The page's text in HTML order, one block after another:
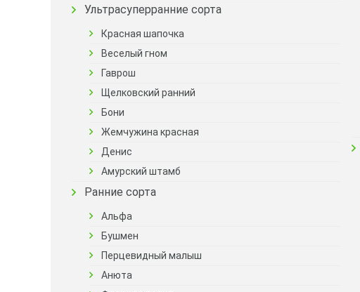
Ультрасуперранние сорта
Красная шапочка
Веселый гном
Гаврош
Щелковский ранний
Бони
Жемчужина красная
Денис
Амурский штамб
Ранние сорта
Альфа
Бушмен
Перцевидный малыш
Анюта